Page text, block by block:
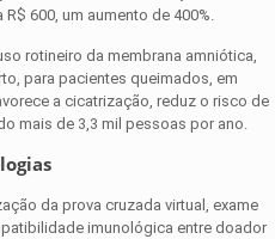
600, um aumento de 400%.
rotineiro da membrana amniótica,
para pacientes queimados, em
a cicatrização, reduz o risco de
mais de 3,3 mil pessoas por ano.
da prova cruzada virtual, exame
imunológica entre doador